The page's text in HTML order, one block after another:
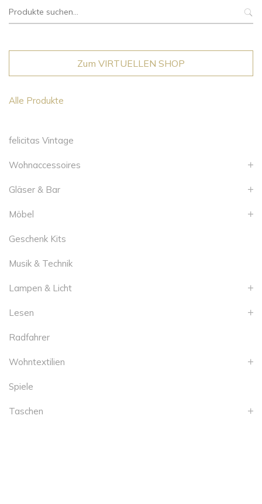
Suche
Zum VIRTUELLEN SHOP
Alle Produkte
felicitas Vintage
Wohnaccessoires
Gläser & Bar
Möbel
Geschenk Kits
Musik & Technik
Lampen & Licht
Lesen
Radfahrer
Wohntextilien
Spiele
Taschen